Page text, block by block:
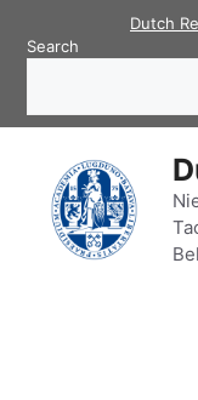
Dutch
Search